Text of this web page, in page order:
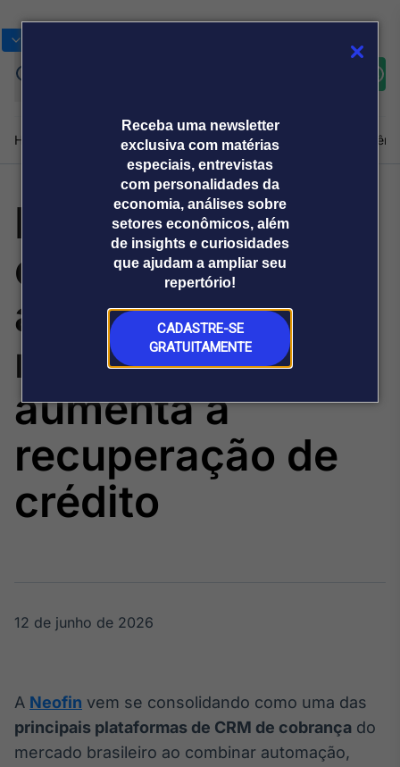
Receba uma newsletter
exclusiva com matérias
especiais, entrevistas
com personalidades da
economia, análises sobre
setores econômicos, além
de insights e curiosidades
que ajudam a ampliar seu
repertório!
CADASTRE-SE
GRATUITAMENTE
Home Produtos e soluçõesNotíciasBlogWeekend
Plataformas
Broadcast
Broadcast+
O mercado
financeiro em
tempo real
Broadcast
Agro
Tudo sobre o
agronegócio
O setor de
energia elétrica
no Brasil
Sobre nós Releases Broadcast
Prêmio Broadcast
Analistas
Prêmio Broadcast
Empresas
Agências de
comunicação
Releases
Neofin: CRM de
cobrança que
automatiza
recebimentos e
aumenta a
recuperação de
crédito
12 de junho de 2026
A Neofin vem se consolidando como uma das
principais plataformas de CRM de cobrança do
mercado brasileiro ao combinar automação,